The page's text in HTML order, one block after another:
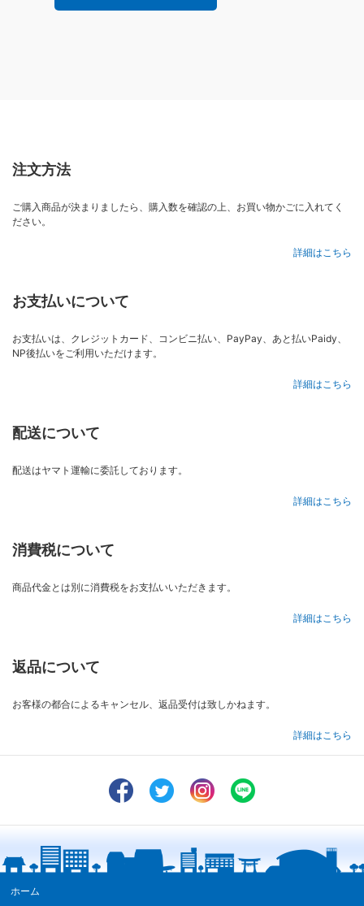
注文方法
ご購入商品が決まりましたら、購入数を確認の上、お買い物かごに入れてく
ださい。
詳細はこちら
お支払いについて
お支払いは、クレジットカード、コンビニ払い、PayPay、あと払いPaidy、
NP後払いをご利用いただけます。
詳細はこちら
配送について
配送はヤマト運輸に委託しております。
詳細はこちら
消費税について
商品代金とは別に消費税をお支払いいただきます。
詳細はこちら
返品について
お客様の都合によるキャンセル、返品受付は致しかねます。
詳細はこちら
ホーム